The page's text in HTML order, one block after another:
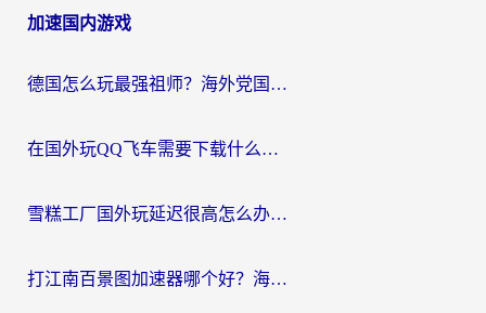
加速国内游戏
德国怎么玩最强祖师？海外党国服游戏加速器选择全攻略（附宝可梦Online实测）
在国外玩QQ飞车需要下载什么加速器呢？海外党亲测有效的国服游戏加速指南
雪糕工厂国外玩延迟很高怎么办？海外玩家国服游戏加速终极攻略（附实测推荐）
打江南百景图加速器哪个好？海外党踩坑N次后，终于找到不卡的秘诀